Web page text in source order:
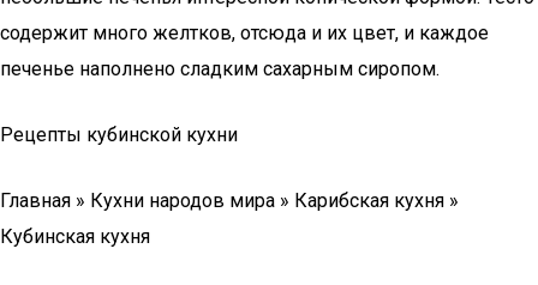
содержит много желтков, отсюда и их цвет, и каждое
печенье наполнено сладким сахарным сиропом.
Рецепты кубинской кухни
Главная » Кухни народов мира » Карибская кухня »
Кубинская кухня